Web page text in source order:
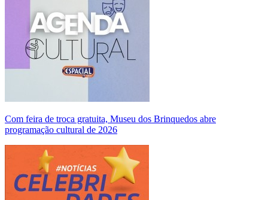
Com feira de troca gratuita, Museu dos Brinquedos abre
programação cultural de 2026